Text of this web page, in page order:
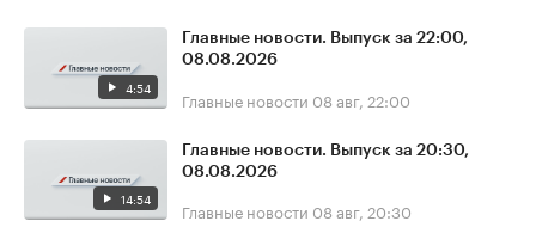
4:54
Главные новости. Выпуск за 22:00,
08.08.2026
Главные новости 08 авг, 22:00
14:54
Главные новости. Выпуск за 20:30,
08.08.2026
Главные новости 08 авг, 20:30